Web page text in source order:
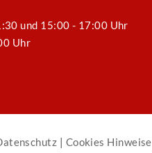
und 15:00 - 17:00 Uhr
Uhr
Cookies Hinweise